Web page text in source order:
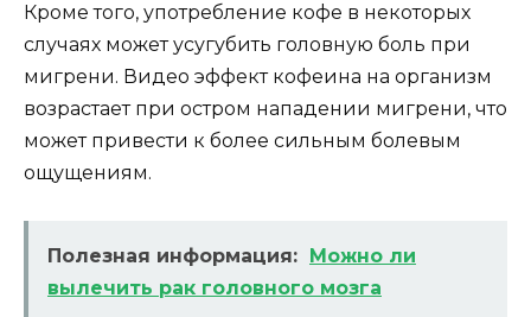
Кроме того, употребление кофе в некоторых
случаях может усугубить головную боль при
мигрени. Видео эффект кофеина на организм
возрастает при остром нападении мигрени, что
может привести к более сильным болевым
ощущениям.
Полезная информация:
Можно ли
вылечить рак головного мозга